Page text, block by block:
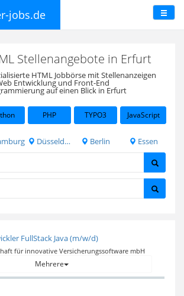
jobs.de
Stellenangebote in Erfurt
HTML Jobbörse mit Stellenanzeigen
Entwicklung und Front-End
auf einen Blick in Erfurt
PHP TYPO3 JavaScript
Düsseldorf Berlin Essen
FullStack Java (m/w/d)
für innovative Versicherungssoftware mbH
Mehrere